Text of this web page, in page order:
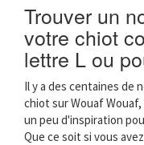
Trouver un
votre chiot
lettre L ou
Il y a des centaines de
chiot sur Wouaf
un peu d'inspiration
Que ce soit si vous